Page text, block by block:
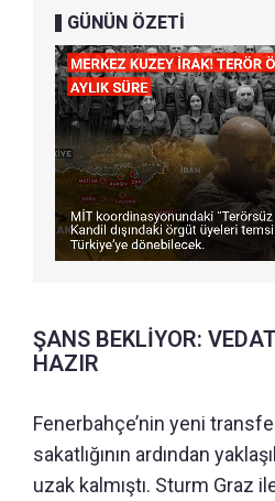
GÜNÜN ÖZETİ
ŞANS BEKLİYOR:
HAZIR
Fenerbahçe’nin yeni
sakatlığının ardından
uzak kalmıştı. Sturm Graz